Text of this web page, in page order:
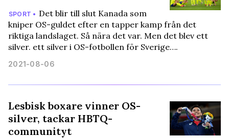
SPORT • Det blir till slut Kanada som
kniper OS-guldet efter en tapper kamp från det
riktiga landslaget. Så nära det var. Men det blev ett
silver. ett silver i OS-fotbollen för Sverige….
2021-08-06
Lesbisk boxare vinner OS-
silver, tackar HBTQ-
communityt